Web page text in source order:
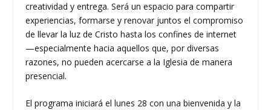
creatividad y entrega. Será un espacio para compartir
experiencias, formarse y renovar juntos el compromiso
de llevar la luz de Cristo hasta los confines de internet
—especialmente hacia aquellos que, por diversas
razones, no pueden acercarse a la Iglesia de manera
presencial.
El programa iniciará el lunes 28 con una bienvenida y la